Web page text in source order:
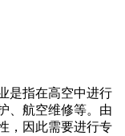
是指在高空中进行
、航空维修等。由
，因此需要进行专